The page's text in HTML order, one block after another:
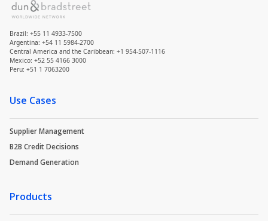
Brazil: +55 11 4933-7500
Argentina: +54 11 5984-2700
Central America and the Caribbean: +1 954-507-1116
Mexico: +52 55 4166 3000
Peru: +51 1 7063200
Use Cases
Supplier Management
B2B Credit Decisions
Demand Generation
Products